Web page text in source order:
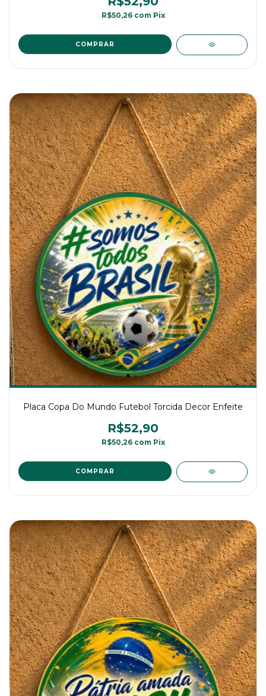
R$50,26 com Pix
Placa Copa Do Mundo Futebol Torcida Decor Enfeite
R$52,90
R$50,26 com Pix